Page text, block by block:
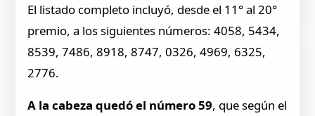
El listado completo incluyó, desde el 11° al 20°
premio, a los siguientes números: 4058, 5434,
8539, 7486, 8918, 8747, 0326, 4969, 6325,
2776.
A la cabeza quedó el número 59, que según el